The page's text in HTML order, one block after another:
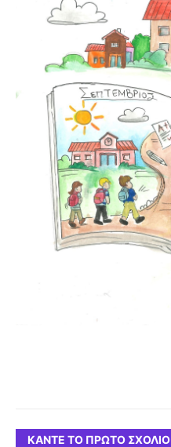
ΚΆΝΤΕ ΤΟ ΠΡΏΤΟ ΣΧΌΛΙΟ